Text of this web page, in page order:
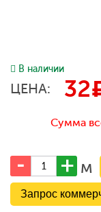
В наличии
ЦЕНА: 32
Сумма
м
Запрос